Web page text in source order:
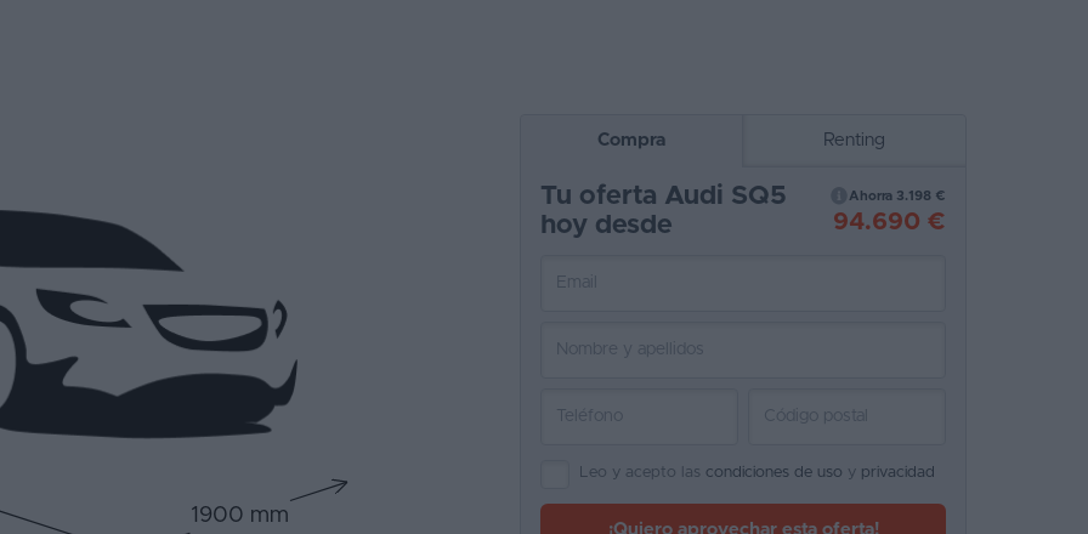
1900 mm
Compra Renting
Tu oferta Audi SQ5
hoy desde
Ahorra 3.198 €
94.690 €
Leo y acepto las condiciones de uso y privacidad
¡Quiero aprovechar esta oferta!